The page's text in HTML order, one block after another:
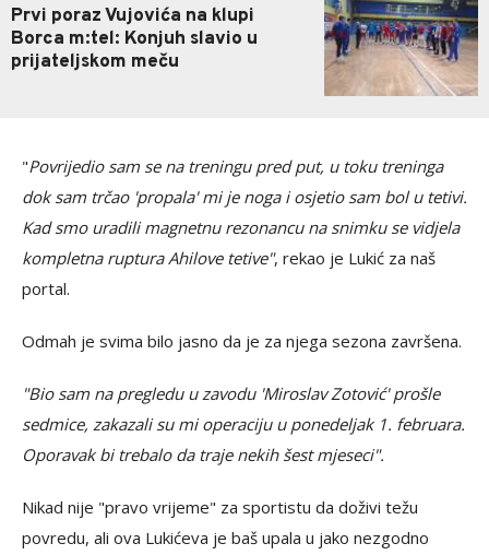
Prvi poraz Vujovića na klupi
Borca m:tel: Konjuh slavio u
prijateljskom meču
"Povrijedio sam se na treningu pred put, u toku treninga
dok sam trčao 'propala' mi je noga i osjetio sam bol u tetivi.
Kad smo uradili magnetnu rezonancu na snimku se vidjela
kompletna ruptura Ahilove tetive", rekao je Lukić za naš
portal.
Odmah je svima bilo jasno da je za njega sezona završena.
"Bio sam na pregledu u zavodu 'Miroslav Zotović' prošle
sedmice, zakazali su mi operaciju u ponedeljak 1. februara.
Oporavak bi trebalo da traje nekih šest mjeseci".
Nikad nije "pravo vrijeme" za sportistu da doživi težu
povredu, ali ova Lukićeva je baš upala u jako nezgodno